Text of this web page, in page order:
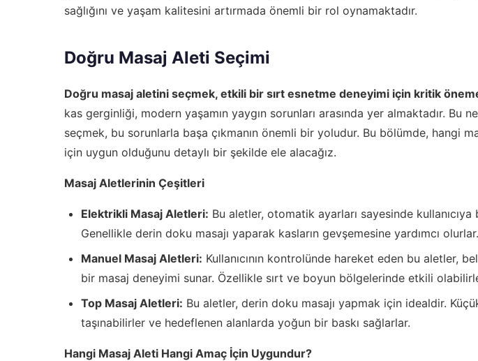
sağlığını ve yaşam kalitesini artırmada önemli bir rol oynamaktadır.
Doğru Masaj Aleti Seçimi
Doğru masaj aletini seçmek, etkili bir sırt esnetme deneyimi için kritik
kas gerginliği, modern yaşamın yaygın sorunları arasında yer almaktadır. Bu
seçmek, bu sorunlarla başa çıkmanın önemli bir yoludur. Bu bölümde, hangi
için uygun olduğunu detaylı bir şekilde ele alacağız.
Masaj Aletlerinin Çeşitleri
Elektrikli Masaj Aletleri: Bu aletler, otomatik ayarları sayesinde kullanıcıya
Genellikle derin doku masajı yaparak kasların gevşemesine yardımcı olurlar.
Manuel Masaj Aletleri: Kullanıcının kontrolünde hareket eden bu aletler,
bir masaj deneyimi sunar. Özellikle sırt ve boyun bölgelerinde etkili
Top Masaj Aletleri: Bu aletler, derin doku masajı yapmak için idealdir.
taşınabilirler ve hedeflenen alanlarda yoğun bir baskı sağlarlar.
Hangi Masaj Aleti Hangi Amaç İçin Uygundur?